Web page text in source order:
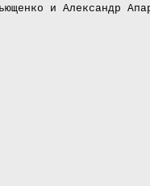
и Александр